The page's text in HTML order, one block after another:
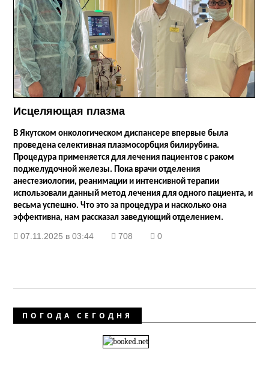
Исцеляющая плазма
В Якутском онкологическом диспансере впервые была
проведена селективная плазмосорбция билирубина.
Процедура применяется для лечения пациентов с раком
поджелудочной железы. Пока врачи отделения
анестезиологии, реанимации и интенсивной терапии
использовали данный метод лечения для одного пациента, и
весьма успешно. Что это за процедура и насколько она
эффективна, нам рассказал заведующий отделением.
07.11.2025 в 03:44 708 0
ПОГОДА СЕГОДНЯ